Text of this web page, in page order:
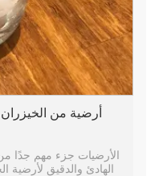
أرضية من الخيزران
الأرضيات جزء مهم جدًا
الهادئ والدقيق لأرضية